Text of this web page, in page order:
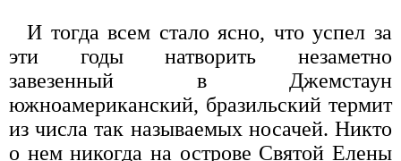
И тогда всем стало ясно, что успел за
эти годы натворить незаметно
завезенный в Джемстаун
южноамериканский, бразильский термит
из числа так называемых носачей. Никто
о нем никогда на острове Святой Елены